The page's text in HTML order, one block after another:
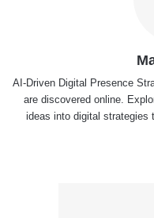
AI-Driven Digital Presence
are discovered online.
ideas into digital strategies